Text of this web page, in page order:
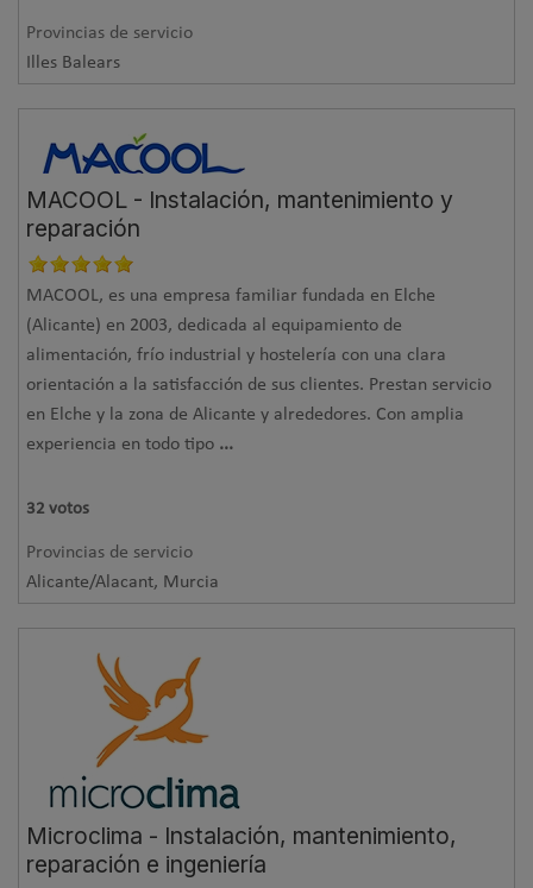
Provincias de servicio
Illes Balears
MACOOL - Instalación, mantenimiento y
reparación
MACOOL, es una empresa familiar fundada en Elche
(Alicante) en 2003, dedicada al equipamiento de
alimentación, frío industrial y hostelería con una clara
orientación a la satisfacción de sus clientes. Prestan servicio
en Elche y la zona de Alicante y alrededores. Con amplia
experiencia en todo tipo ...
32 votos
Provincias de servicio
Alicante/Alacant, Murcia
Microclima - Instalación, mantenimiento,
reparación e ingeniería